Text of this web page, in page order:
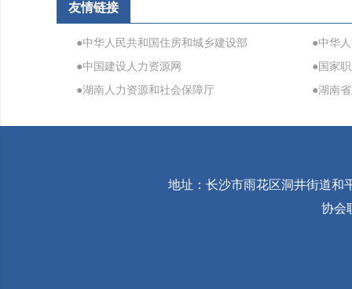
友情链接
●中华人民共和国住房和城乡建设部 ●中华
●中国建设人力资源网
●国家
●湖南人力资源和社会保障厅
●湖南
地址：长沙市雨花区洞井街道和
协会